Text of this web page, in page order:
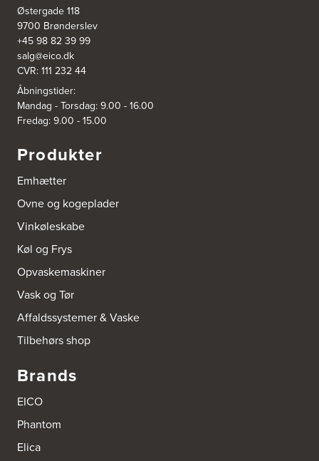
Østergade 118
9700 Brønderslev
+45 98 82 39 99
salg@eico.dk
CVR: 111 232 44
Åbningstider:
Mandag - Torsdag: 9.00 - 16.00
Fredag: 9.00 - 15.00
Produkter
Emhætter
Ovne og kogeplader
Vinkøleskabe
Køl og Frys
Opvaskemaskiner
Vask og Tør
Affaldssystemer & Vaske
Tilbehørs shop
Brands
EICO
Phantom
Elica